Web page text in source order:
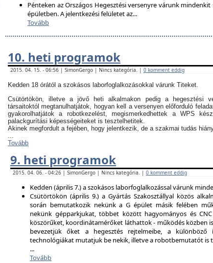
Pénteken az Országos Hegesztési versenyre várunk mindenkit
épületben. A jelentkezési felületet az...
Tovább
10. heti programok
2015. 04. 15. - 06:56 | SimonGergo | Nincs kategória. | 0 komment eddig
Kedden 18 órától a szokásos laborfoglalkozásokkal várunk Titeket.
Csütörtökön, illetve a jövő heti alkalmakon pedig a hegesztési
társaitoktól megtanulhatjátok, hogyan kell a versenyen előforduló
gyakorolhatjátok a robotkezelést, megismerkedhettek a WPS
palackgurítási képességeiteket is tesztelhetitek.
Akinek megfordult a fejében, hogy jelentkezik, de a szakmai tudás
...
Tovább
9. heti programok
2015. 04. 06. - 04:26 | SimonGergo | Nincs kategória. | 0 komment eddig
Kedden (április 7.) a szokásos laborfoglalkozással várunk
Csütörtökön (április 9.) a Gyártás Szakosztállyal közös
során bemutatkozik nekünk a G épület másik felében
nekünk gépparkjukat, többet között hagyományos és
köszörűket, koordinátamérőket láthattok - működés közben
bevezetjük őket a hegesztés rejtelmeibe, a különböző
technológiákat mutatjuk be nekik, illetve a robotbemutatót is
...
Tovább